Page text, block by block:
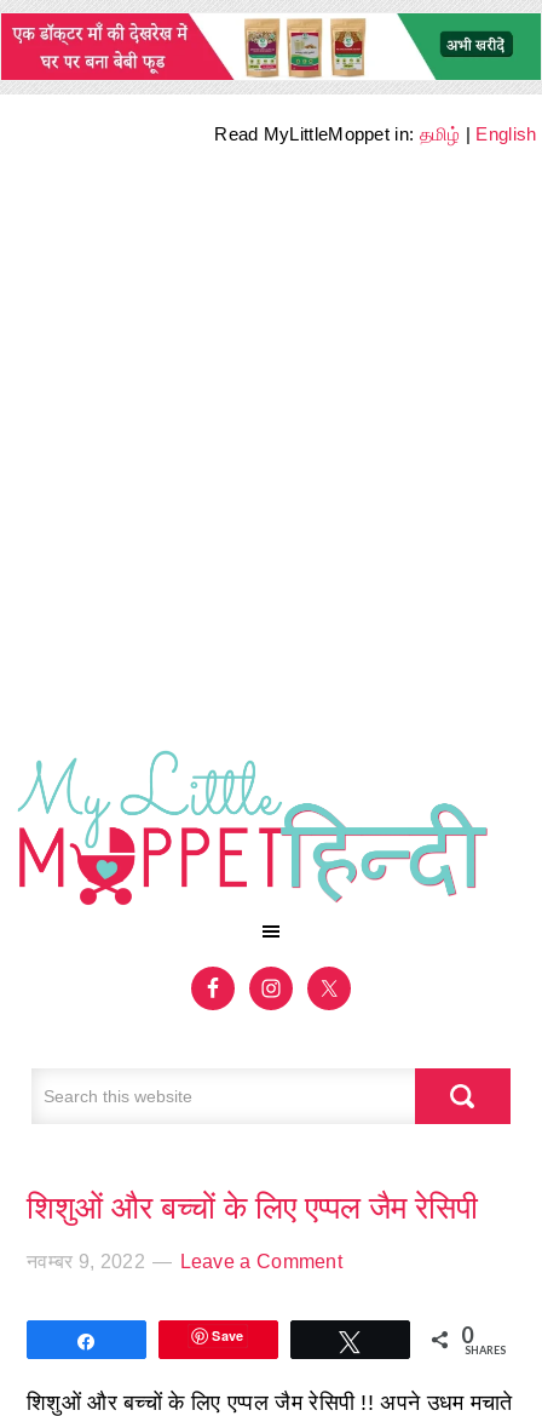
Read MyLittleMoppet in: தமிழ் | English
शिशुओं और बच्चों के लिए एप्पल जैम रेसिपी
नवम्बर 9, 2022 Leave a Comment
Save 0
SHARES
शिशुओं और बच्चों के लिए एप्पल जैम रेसिपी !! अपने उधम मचाते